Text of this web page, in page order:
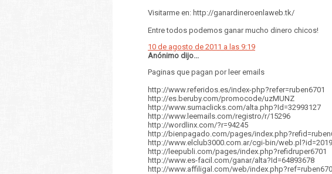
Visitarme en: http://ganardineroenlaweb.tk/
Entre todos podemos ganar mucho dinero chicos!
10 de agosto de 2011 a las 9:19
Anónimo dijo...
Paginas que pagan por leer emails
http://www.referidos.es/index-php?refer=ruben6701
http://es.beruby.com/promocode/uzMUNZ
http://www.sumaclicks.com/alta.php?Id=32993127
http://www.leemails.com/registro/r/15296
http://wordlinx.com/?r=94245
http://bienpagado.com/pages/
http://www.elclub3000.com.ar/cgi-bin/
http://leepubli.com/pages/index.php?refidruper6701
http://www.es-facil.com/ganar/alta?Id=64893678
http://www.affiligal.com/web/